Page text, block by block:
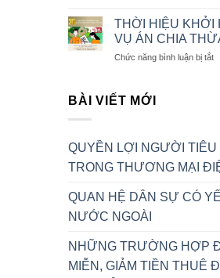
THỜI HIỆU KHỞI
VỤ ÁN CHIA
Chức năng bình luận bị tắtở
KẾ
BÀI VIẾT MỚI
QUYỀN LỢI NGƯỜI TIÊU
TRONG THƯƠNG MẠI
QUAN HỆ DÂN SỰ CÓ
NƯỚC NGOÀI
NHỮNG TRƯỜNG HỢP
MIỄN, GIẢM TIỀN THUÊ